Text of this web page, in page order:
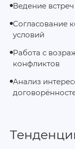
Ведение
Согласование
условий
Работа с
конфликтов
Анализ